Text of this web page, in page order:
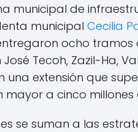
municipal de
municipal Cecilia
ocho tramos
Tecoh, Zazil-Ha,
una extensión que
mayor a cinco millones
se suman a las